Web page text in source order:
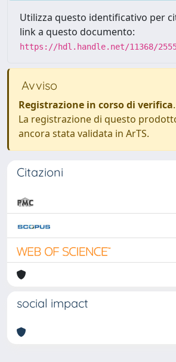
Utilizza questo identificativo per
link a questo documento:
https://hdl.handle.net/11368/
Avviso
Registrazione in corso di verifica.
La registrazione di questo
ancora stata validata in ArTS.
Citazioni
social impact